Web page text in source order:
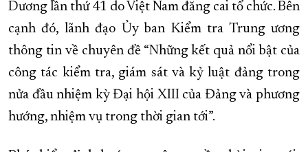
Dương lần thứ 41 do Việt Nam đăng cai tổ chức. Bên
cạnh đó, lãnh đạo Ủy ban Kiểm tra Trung ương
thông tin về chuyên đề “Những kết quả nổi bật của
công tác kiểm tra, giám sát và kỷ luật đảng trong
nửa đầu nhiệm kỳ Đại hội XIII của Đảng và phương
hướng, nhiệm vụ trong thời gian tới”.